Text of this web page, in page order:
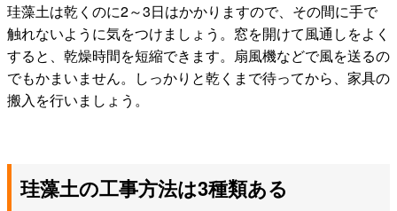
珪藻土は乾くのに2～3日はかかりますので、その間に手で
触れないように気をつけましょう。窓を開けて風通しをよく
すると、乾燥時間を短縮できます。扇風機などで風を送るの
でもかまいません。しっかりと乾くまで待ってから、家具の
搬入を行いましょう。
珪藻土の工事方法は3種類ある